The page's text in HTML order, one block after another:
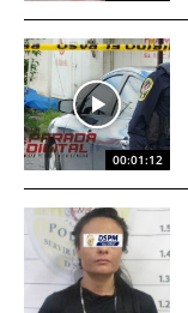
00:01:12